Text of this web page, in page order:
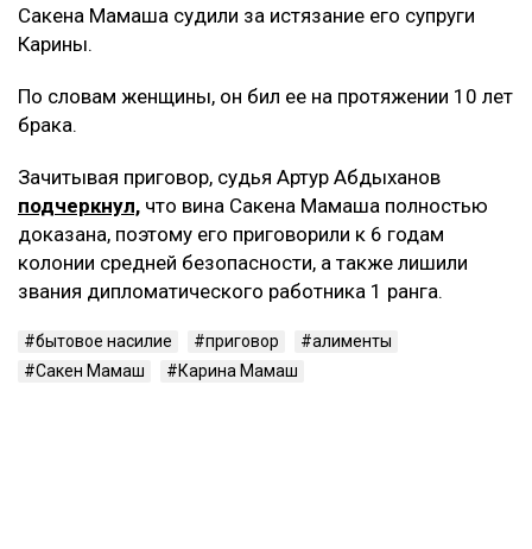
Сакена Мамаша судили за истязание его супруги
Карины.
По словам женщины, он бил ее на протяжении 10 лет
брака.
Зачитывая приговор, судья Артур Абдыханов
подчеркнул, что вина Сакена Мамаша полностью
доказана, поэтому его приговорили к 6 годам
колонии средней безопасности, а также лишили
звания дипломатического работника 1 ранга.
бытовое насилие приговор
алименты
Сакен Мамаш
Карина Мамаш